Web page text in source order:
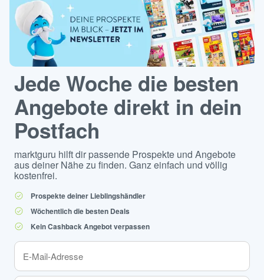
Jede Woche die besten
Angebote direkt in dein
Postfach
marktguru hilft dir passende Prospekte und Angebote
aus deiner Nähe zu finden. Ganz einfach und völlig
kostenfrei.
Prospekte deiner Lieblingshändler
Wöchentlich die besten Deals
Kein Cashback Angebot verpassen